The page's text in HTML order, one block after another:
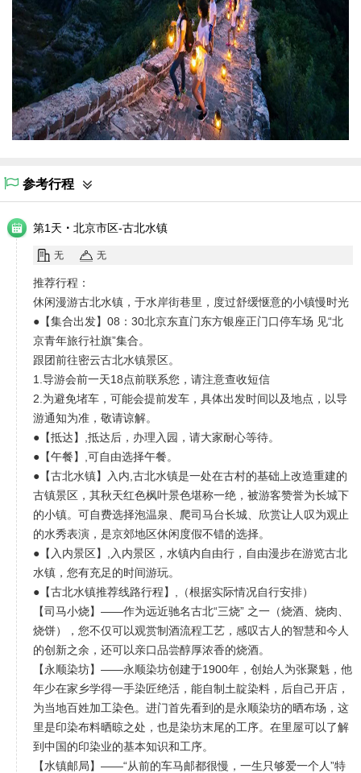
参考行程
第1天 · 北京市区-古北水镇
无 无
推荐行程：
休闲漫游古北水镇，于水岸街巷里，度过舒缓惬意的小镇慢时光
●【集合出发】08：30北京东直门东方银座正门口停车场 见“北
京青年旅行社旗”集合。
跟团前往密云古北水镇景区。
1.导游会前一天18点前联系您，请注意查收短信
2.为避免堵车，可能会提前发车，具体出发时间以及地点，以导
游通知为准，敬请谅解。
●【抵达】,抵达后，办理入园，请大家耐心等待。
●【午餐】,可自由选择午餐。
●【古北水镇】入内,古北水镇是一处在古村的基础上改造重建的
古镇景区，其秋天红色枫叶景色堪称一绝，被游客赞誉为长城下
的小镇。可自费选择泡温泉、爬司马台长城、欣赏让人叹为观止
的水秀表演，是京郊地区休闲度假不错的选择。
●【入内景区】,入内景区，水镇内自由行，自由漫步在游览古北
水镇，您有充足的时间游玩。
●【古北水镇推荐线路行程】,（根据实际情况自行安排）
【司马小烧】——作为远近驰名古北“三烧” 之一（烧酒、烧肉、
烧饼），您不仅可以观赏制酒流程工艺，感叹古人的智慧和今人
的创新之余，还可以亲口品尝醇厚浓香的烧酒。
【永顺染坊】——永顺染坊创建于1900年，创始人为张聚魁，他
年少在家乡学得一手染匠绝活，能自制土靛染料，后自己开店，
为当地百姓加工染色。进门首先看到的是永顺染坊的晒布场，这
里是印染布料晒晾之处，也是染坊末尾的工序。在里屋可以了解
到中国的印染业的基本知识和工序。
【水镇邮局】——“从前的车马邮都很慢，一生只够爱一个人”特